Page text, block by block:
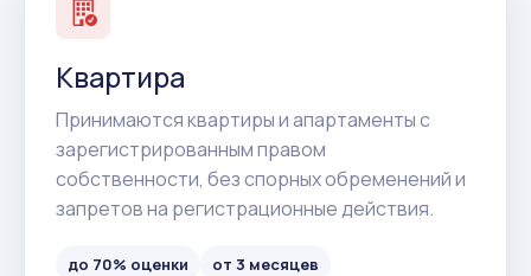
Квартира
Принимаются квартиры и апартаменты с
зарегистрированным правом
собственности, без спорных обременений и
запретов на регистрационные действия.
до 70% оценки от 3 месяцев